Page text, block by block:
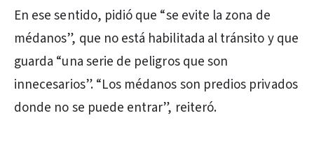
En ese sentido, pidió que “se evite la zona de
médanos”, que no está habilitada al tránsito y que
guarda “una serie de peligros que son
innecesarios”. “Los médanos son predios privados
donde no se puede entrar”, reiteró.